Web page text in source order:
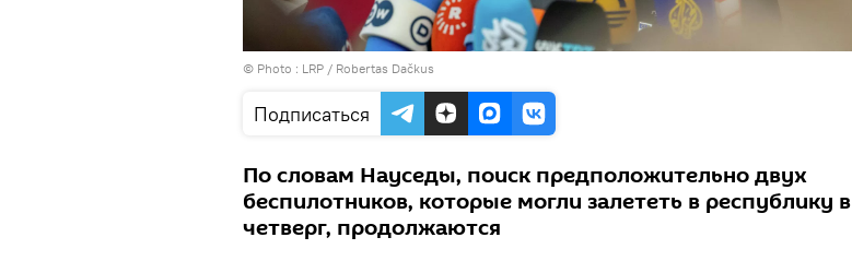
© Photo : LRP / Robertas Dačkus
Подписаться
По словам Науседы, поиск предположительно двух
беспилотников, которые могли залететь в республику в
четверг, продолжаются